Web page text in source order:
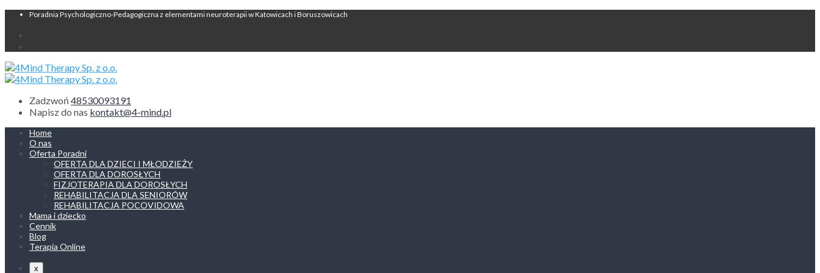
Poradnia Psychologiczno-Pedagogiczna z elementami neuroterapii w Katowicach i Boruszowicach
Zadzwoń 48530093191
Napisz do nas kontakt@4-mind.pl
Home
O nas
Oferta Poradni
OFERTA DLA DZIECI I MŁODZIEŻY
OFERTA DLA DOROSŁYCH
FIZJOTERAPIA DLA DOROSŁYCH
REHABILITACJA DLA SENIORÓW
REHABILITACJA POCOVIDOWA
Mama i dziecko
Cennik
Blog
Terapia Online
x